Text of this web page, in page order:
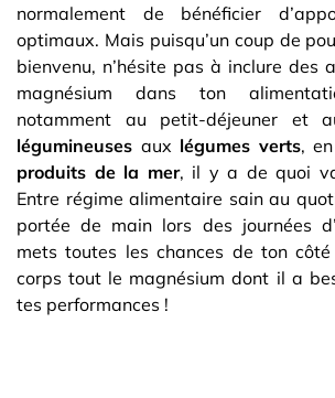
normalement de bénéficier
optimaux. Mais puisqu’un coup de
bienvenu, n’hésite pas à inclure des
magnésium dans ton
notamment au petit-déjeuner et
légumineuses aux légumes verts,
produits de la mer, il y a de quoi
Entre régime alimentaire sain au
portée de main lors des journées
mets toutes les chances de ton
corps tout le magnésium dont il a
tes performances !